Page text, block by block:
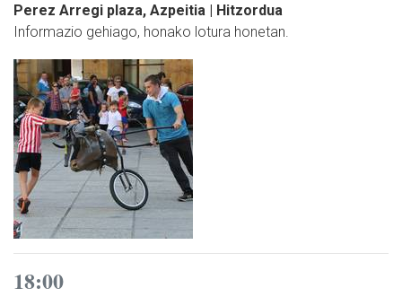
Perez Arregi plaza, Azpeitia | Hitzordua
Informazio gehiago, honako lotura honetan.
18:00